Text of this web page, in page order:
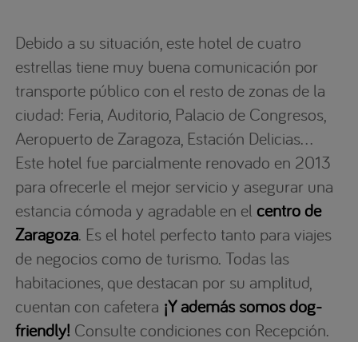
Debido a su situación, este hotel de cuatro
estrellas tiene muy buena comunicación por
transporte público con el resto de zonas de la
ciudad: Feria, Auditorio, Palacio de Congresos,
Aeropuerto de Zaragoza, Estación Delicias…
Este hotel fue parcialmente renovado en 2013
para ofrecerle el mejor servicio y asegurar una
estancia cómoda y agradable en el centro de
Zaragoza. Es el hotel perfecto tanto para viajes
de negocios como de turismo. Todas las
habitaciones, que destacan por su amplitud,
cuentan con cafetera ¡Y además somos dog-
friendly! Consulte condiciones con Recepción.